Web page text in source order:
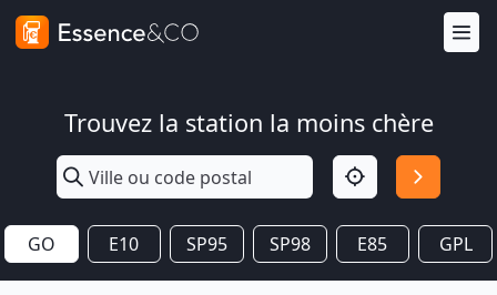
Trouvez la station la moins chère
GO E10 SP95 SP98 E85 GPL